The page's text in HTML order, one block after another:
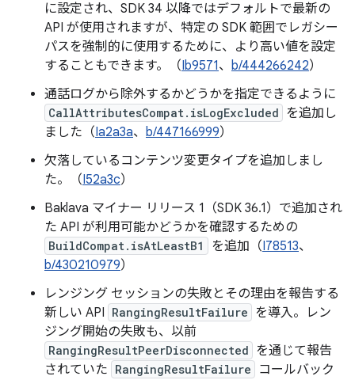
に設定され、SDK 34 以降ではデフォルトで最新の
API が使用されますが、特定の SDK 範囲でレガシー
パスを強制的に使用するために、より高い値を設定
することもできます。（Ib9571、 b/444266242）
通話ログから除外するかどうかを指定できるように
CallAttributesCompat.isLogExcluded を追加し
ました（Ia2a3a、 b/447166999）
欠落しているコンテンツ変更タイプを追加しまし
た。（I52a3c）
Baklava マイナー リリース 1（SDK 36.1）で追加され
た API が利用可能かどうかを確認するための
BuildCompat.isAtLeastB1 を追加（I78513、
b/430210979）
レンジング セッションの失敗とその理由を報告する
新しい API RangingResultFailure を導入。レン
ジング開始の失敗も、以前
RangingResultPeerDisconnected を通じて報告
されていた RangingResultFailure
コールバック